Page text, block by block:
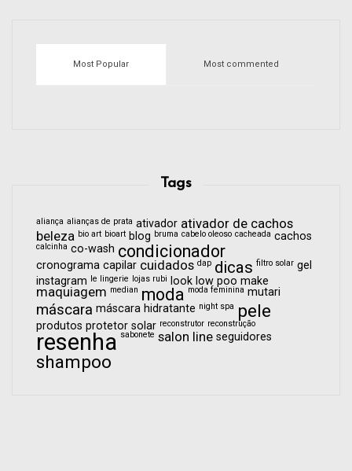
Most Popular Most commented
Tags
aliança alianças de prata ativador ativador de cachos
beleza bio art bioart blog bruma cabelo oleoso cacheada cachos
calcinha co-wash condicionador
cronograma capilar cuidados dap dicas filtro solar gel
instagram le lingerie lojas rubi look low poo make
maquiagem median moda moda feminina mutari
máscara máscara hidratante night spa pele
produtos protetor solar reconstrutor reconstrução
resenha sabonete salon line seguidores
shampoo